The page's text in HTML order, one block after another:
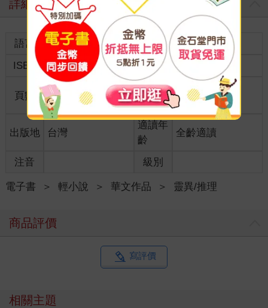
詳細資料
語言 中文繁體
裝訂
ISBN
9789869293754 分級 普通級
頁數 240
商品規
格
21*14.8
出版地 台灣
適讀年
齡
全齡適讀
注音 級別
電子書 ＞ 輕小說 ＞ 華文作品 ＞ 靈異/推理
商品評價
寫評價
相關主題